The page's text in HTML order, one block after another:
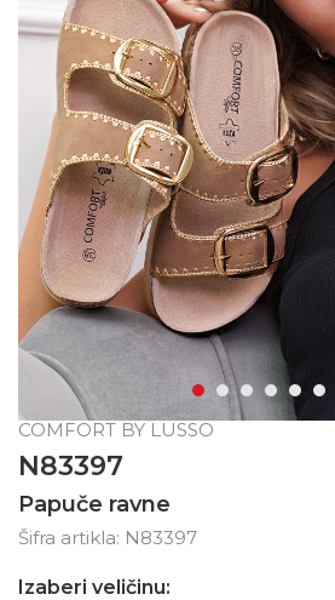
COMFORT BY LUSSO
N83397
Papuče ravne
Šifra artikla: N83397
Izaberi veličinu: